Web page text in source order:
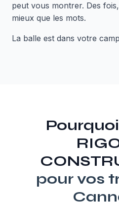
peut vous montrer. Des
mieux que les mots.
La balle est dans votre
pour vos